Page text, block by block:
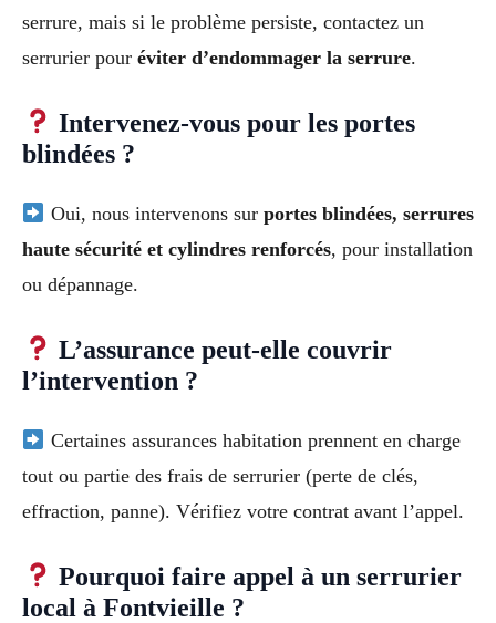
serrure, mais si le problème persiste, contactez un
serrurier pour éviter d’endommager la serrure.
Intervenez-vous pour les portes
blindées ?
Oui, nous intervenons sur portes blindées, serrures
haute sécurité et cylindres renforcés, pour installation
ou dépannage.
L’assurance peut-elle couvrir
l’intervention ?
Certaines assurances habitation prennent en charge
tout ou partie des frais de serrurier (perte de clés,
effraction, panne). Vérifiez votre contrat avant l’appel.
Pourquoi faire appel à un serrurier
local à Fontvieille ?